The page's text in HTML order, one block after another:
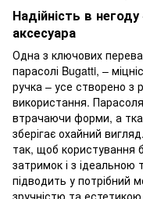
Надійність в
аксесуара
Одна з ключових
парасолі Bugatti, –
ручка – усе створено з
використання.
втрачаючи форми, а
зберігає охайний
так, щоб користування
затримок і з ідеальною
підводить у потрібний
зручністю та естетикою.